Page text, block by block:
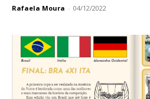
Rafaela Moura - 04/12/2022